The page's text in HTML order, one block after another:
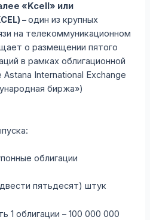
«Kcell» или
–один из крупных
на телекоммуникационном
о размещении пятого
в рамках облигационной
International Exchange
биржа»)
облигации
пятьдесят) штук
1 облигации – 100 000 000